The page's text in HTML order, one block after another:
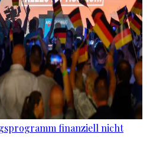
finanziell nicht